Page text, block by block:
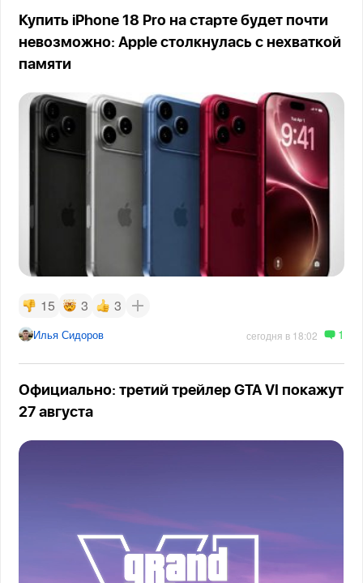
Купить iPhone 18 Pro на старте будет почти
невозможно: Apple столкнулась с нехваткой
памяти
15 3 3
Илья Сидоров сегодня в 18:02 1
Официально: третий трейлер GTA VI покажут
27 августа